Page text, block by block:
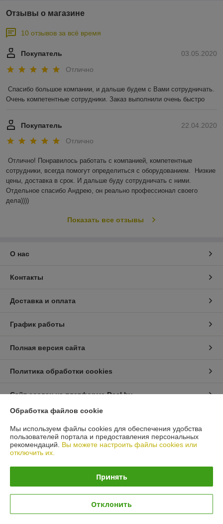
Отзывы о магазине
10 отзывов за всё время
03.05.2020
Покупатель
Отлично
Спасибо большое компании, и дальше будем с Вами сотрудничать.
Очень компетентные сотрудники. Заказ выполнили очень быстро
22.04.2020
Покупатель
Отлично
Отлично! Понравилось работать с компанией, компетентные
сотрудники, всегда помогут определиться с оборудованием.  Низкие
цены, доставка в срок. И дальше буду сотрудничать с ними.
Отдельное спасибо Андрею, он реально профессионал своего
дела))))
Показать все отзывы
О нас
Контакты
Доставка и оплата
График работы
Полная версия сайта
Политика обработки cookies
Сайт создан на платформе Deal.by
Информация для покупателя
Юридическое лицо:ЧТУП "АрмандСервис"
225406 Брестская область, г. Барановичи, ул. Пионерская 87 офис 3
Регистрационный номер ЕГР: 291485326
Регистрационный орган: Барановичский горисполком
Дата регистрации компании: 05.06.2017
Обработка файлов cookie
Мы используем файлы cookies для обеспечения удобства
пользователей портала и предоставления персональных
рекомендаций. Вы можете настроить файлы cookies или
отключить их.
Принять
Отклонить